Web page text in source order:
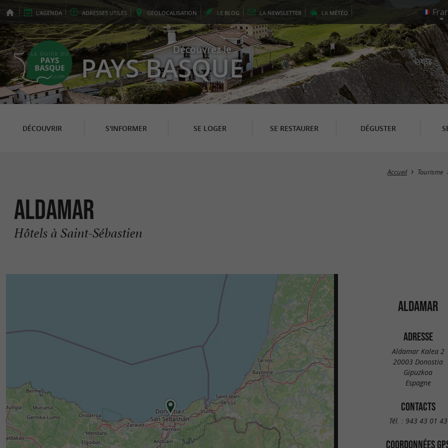
L'AGENDA ADRESSES UTILES GEOLOCALISATION LE BLOG LA NEWSLETTER LA MÉTÉO
Découvrez le
PAYS BASQUE
DÉCOUVRIR S'INFORMER SE LOGER SE RESTAURER DÉGUSTER
Accueil Tourisme
Aldamar
Hôtels à Saint-Sébastien
ALDAMAR
ADRESSE
Aldamar Kalea 2
20003 Donostia
Gipuzkoa
Espagne
CONTACTS
Tél. : 943 43 01 43
COORDONNÉES